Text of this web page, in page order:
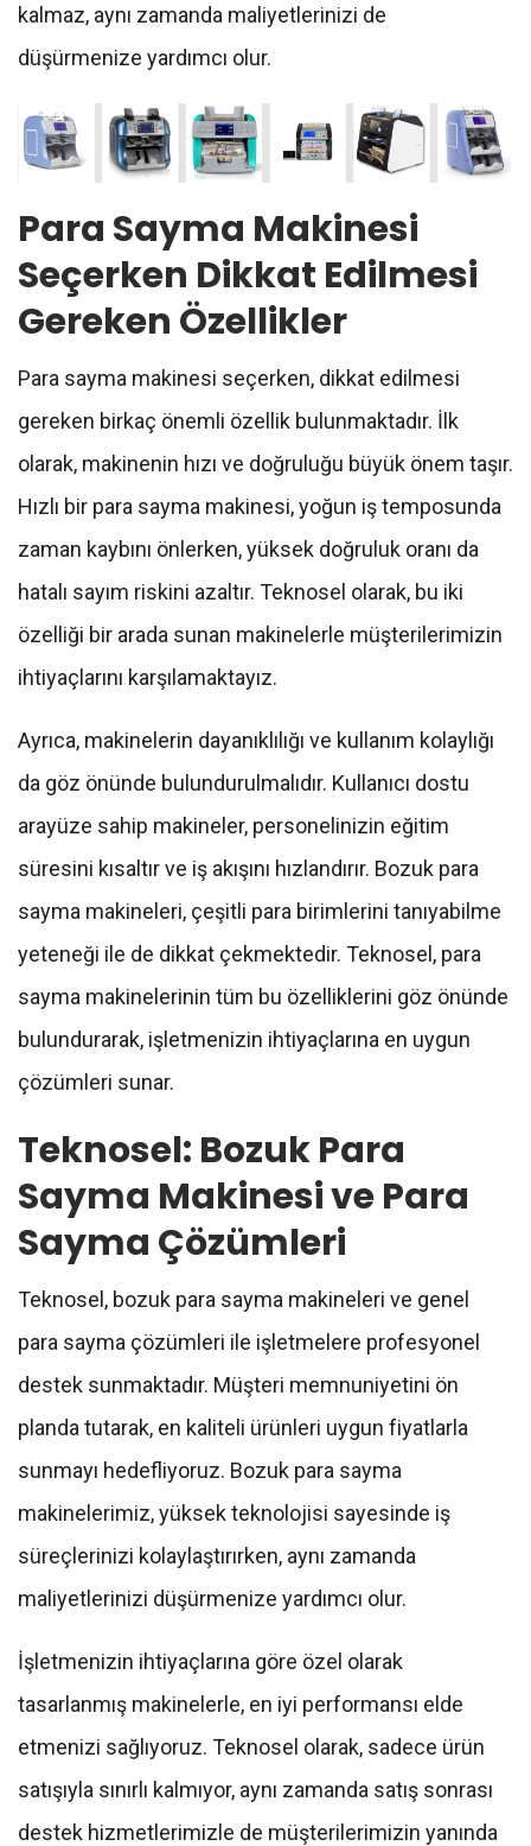
kalmaz, aynı zamanda maliyetlerinizi de
düşürmenize yardımcı olur.
Para Sayma Makinesi
Seçerken Dikkat Edilmesi
Gereken Özellikler
Para sayma makinesi seçerken, dikkat edilmesi
gereken birkaç önemli özellik bulunmaktadır. İlk
olarak, makinenin hızı ve doğruluğu büyük önem taşır.
Hızlı bir para sayma makinesi, yoğun iş temposunda
zaman kaybını önlerken, yüksek doğruluk oranı da
hatalı sayım riskini azaltır. Teknosel olarak, bu iki
özelliği bir arada sunan makinelerle müşterilerimizin
ihtiyaçlarını karşılamaktayız.
Ayrıca, makinelerin dayanıklılığı ve kullanım kolaylığı
da göz önünde bulundurulmalıdır. Kullanıcı dostu
arayüze sahip makineler, personelinizin eğitim
süresini kısaltır ve iş akışını hızlandırır. Bozuk para
sayma makineleri, çeşitli para birimlerini tanıyabilme
yeteneği ile de dikkat çekmektedir. Teknosel, para
sayma makinelerinin tüm bu özelliklerini göz önünde
bulundurarak, işletmenizin ihtiyaçlarına en uygun
çözümleri sunar.
Teknosel: Bozuk Para
Sayma Makinesi ve Para
Sayma Çözümleri
Teknosel, bozuk para sayma makineleri ve genel
para sayma çözümleri ile işletmelere profesyonel
destek sunmaktadır. Müşteri memnuniyetini ön
planda tutarak, en kaliteli ürünleri uygun fiyatlarla
sunmayı hedefliyoruz. Bozuk para sayma
makinelerimiz, yüksek teknolojisi sayesinde iş
süreçlerinizi kolaylaştırırken, aynı zamanda
maliyetlerinizi düşürmenize yardımcı olur.
İşletmenizin ihtiyaçlarına göre özel olarak
tasarlanmış makinelerle, en iyi performansı elde
etmenizi sağlıyoruz. Teknosel olarak, sadece ürün
satışıyla sınırlı kalmıyor, aynı zamanda satış sonrası
destek hizmetlerimizle de müşterilerimizin yanında